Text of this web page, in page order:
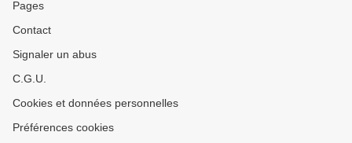
Pages
Contact
Signaler un abus
C.G.U.
Cookies et données personnelles
Préférences cookies